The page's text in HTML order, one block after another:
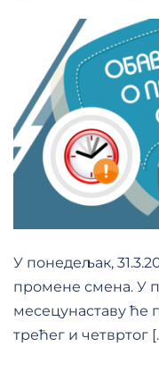
У понедељак,
промене смена. У
месецунаставу ће
трећег и четвртог